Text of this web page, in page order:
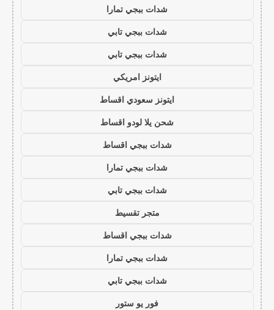
شدات ببجي تمارا
شدات ببجي تابي
شدات ببجي تابي
ايتونز امريكي
ايتونز سعودي اقساط
شحن يلا لودو اقساط
شدات ببجي اقساط
شدات ببجي تمارا
شدات ببجي تابي
متجر تقسيط
شدات ببجي اقساط
شدات ببجي تمارا
شدات ببجي تابي
فور يو ستور